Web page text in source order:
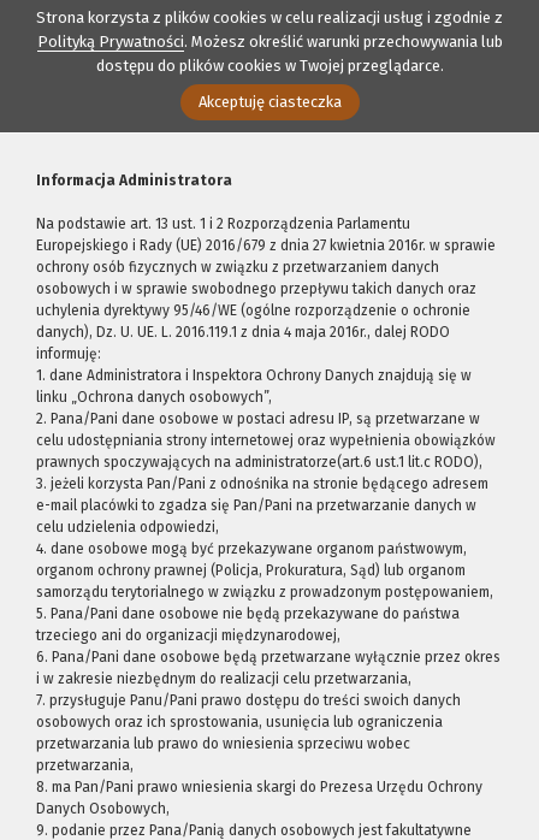
Strona korzysta z plików cookies w celu realizacji usług i zgodnie z
Polityką Prywatności. Możesz określić warunki przechowywania lub
dostępu do plików cookies w Twojej przeglądarce.
Akceptuję ciasteczka
Informacja Administratora
Na podstawie art. 13 ust. 1 i 2 Rozporządzenia Parlamentu
Europejskiego i Rady (UE) 2016/679 z dnia 27 kwietnia 2016r. w sprawie
ochrony osób fizycznych w związku z przetwarzaniem danych
osobowych i w sprawie swobodnego przepływu takich danych oraz
uchylenia dyrektywy 95/46/WE (ogólne rozporządzenie o ochronie
danych), Dz. U. UE. L. 2016.119.1 z dnia 4 maja 2016r., dalej RODO
informuję:
1. dane Administratora i Inspektora Ochrony Danych znajdują się w
linku „Ochrona danych osobowych”,
2. Pana/Pani dane osobowe w postaci adresu IP, są przetwarzane w
celu udostępniania strony internetowej oraz wypełnienia obowiązków
prawnych spoczywających na administratorze(art.6 ust.1 lit.c RODO),
3. jeżeli korzysta Pan/Pani z odnośnika na stronie będącego adresem
e-mail placówki to zgadza się Pan/Pani na przetwarzanie danych w
celu udzielenia odpowiedzi,
4. dane osobowe mogą być przekazywane organom państwowym,
organom ochrony prawnej (Policja, Prokuratura, Sąd) lub organom
samorządu terytorialnego w związku z prowadzonym postępowaniem,
5. Pana/Pani dane osobowe nie będą przekazywane do państwa
trzeciego ani do organizacji międzynarodowej,
6. Pana/Pani dane osobowe będą przetwarzane wyłącznie przez okres
i w zakresie niezbędnym do realizacji celu przetwarzania,
7. przysługuje Panu/Pani prawo dostępu do treści swoich danych
osobowych oraz ich sprostowania, usunięcia lub ograniczenia
przetwarzania lub prawo do wniesienia sprzeciwu wobec
przetwarzania,
8. ma Pan/Pani prawo wniesienia skargi do Prezesa Urzędu Ochrony
Danych Osobowych,
9. podanie przez Pana/Panią danych osobowych jest fakultatywne